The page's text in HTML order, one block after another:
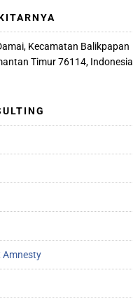
Kecamatan Balikpapan
Timur 76114, Indonesia
Amnesty